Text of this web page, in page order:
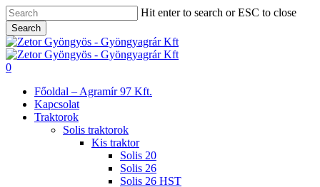
Skip
to
main
content
Hit enter to search or ESC to close
Search
Close
Search
search
0
Főoldal – Agramír 97 Kft.
Kapcsolat
Traktorok
Solis traktorok
Kis traktor
Solis 20
Solis 26
Solis 26 HST